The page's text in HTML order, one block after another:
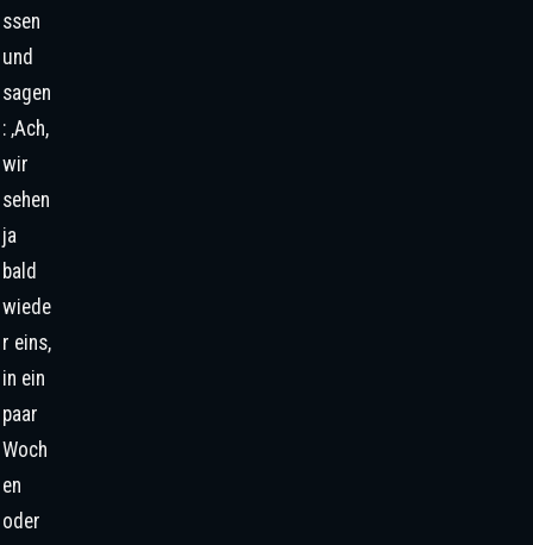
ssen
und
sagen
: ‚Ach,
wir
sehen
ja
bald
wiede
r eins,
in ein
paar
Woch
en
oder